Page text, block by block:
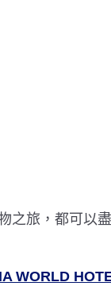
之旅，都可以
WORLD